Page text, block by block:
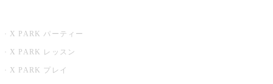
X PARK パーティー
X PARK レッスン
X PARK プレイ